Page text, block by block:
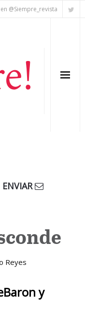
@Siempre_revista
ENVIAR
Reyes
y